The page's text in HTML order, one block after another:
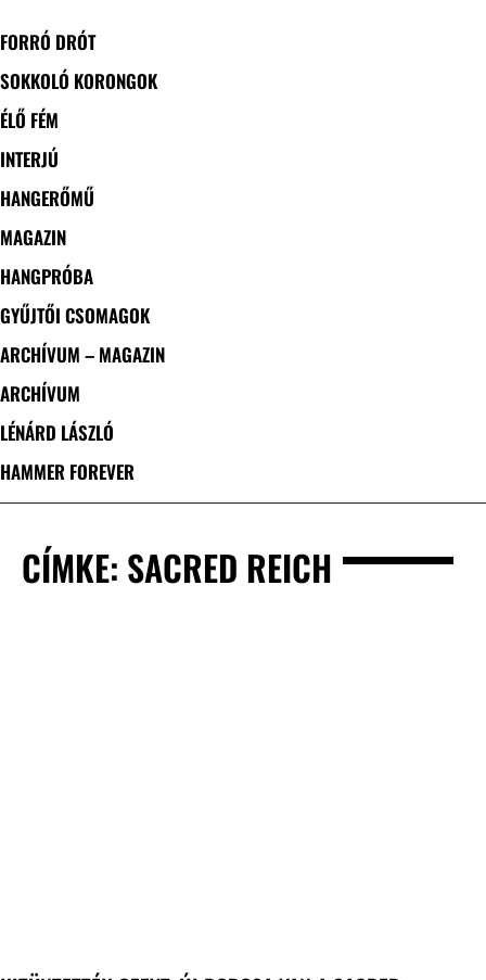
FORRÓ DRÓT
SOKKOLÓ KORONGOK
ÉLŐ FÉM
INTERJÚ
HANGERŐMŰ
MAGAZIN
HANGPRÓBA
GYŰJTŐI CSOMAGOK
ARCHÍVUM – MAGAZIN
ARCHÍVUM
LÉNÁRD LÁSZLÓ
HAMMER FOREVER
CÍMKE: SACRED REICH